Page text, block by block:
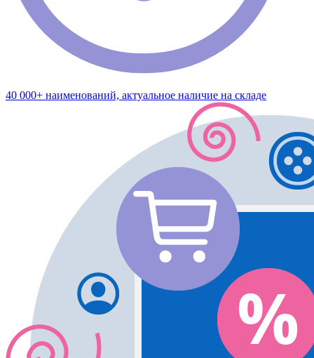
40 000+ наименований, актуальное наличие на складе